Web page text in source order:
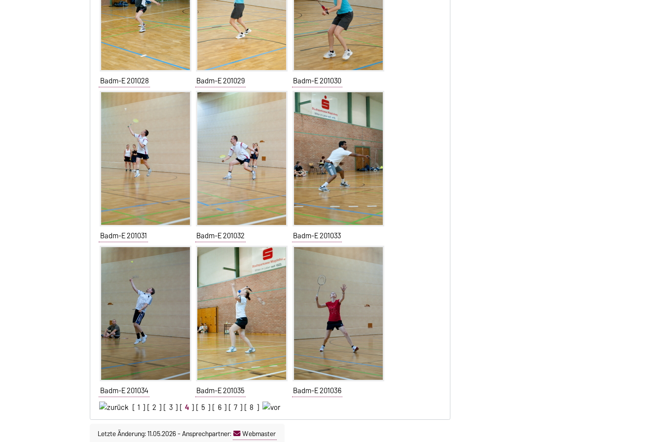
Badm-E 201028 Badm-E 201029 Badm-E 201030
Badm-E 201031 Badm-E 201032 Badm-E 201033
Badm-E 201034 Badm-E 201035
Badm-E 201036
[ 1 ] [ 2 ] [ 3 ] [ 4 ] [ 5 ] [ 6 ] [ 7 ] [ 8 ]
Letzte Änderung: 11.05.2026-Ansprechpartner: Webmaster